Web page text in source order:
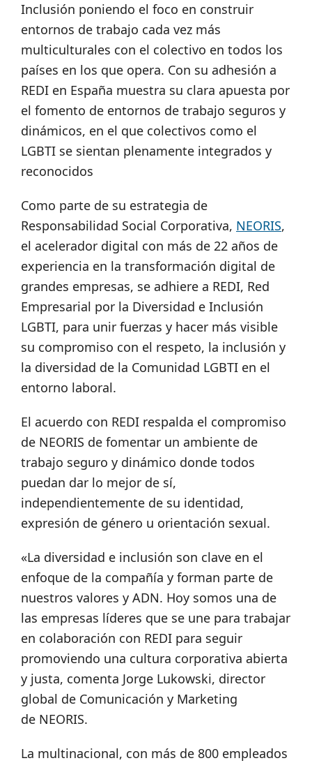
Inclusión poniendo el foco en construir
entornos de trabajo cada vez más
multiculturales con el colectivo en todos los
países en los que opera. Con su adhesión a
REDI en España muestra su clara apuesta por
el fomento de entornos de trabajo seguros y
dinámicos, en el que colectivos como el
LGBTI se sientan plenamente integrados y
reconocidos
Como parte de su estrategia de
Responsabilidad Social Corporativa, NEORIS,
el acelerador digital con más de 22 años de
experiencia en la transformación digital de
grandes empresas, se adhiere a REDI, Red
Empresarial por la Diversidad e Inclusión
LGBTI, para unir fuerzas y hacer más visible
su compromiso con el respeto, la inclusión y
la diversidad de la Comunidad LGBTI en el
entorno laboral.
El acuerdo con REDI respalda el compromiso
de NEORIS de fomentar un ambiente de
trabajo seguro y dinámico donde todos
puedan dar lo mejor de sí,
independientemente de su identidad,
expresión de género u orientación sexual.
«La diversidad e inclusión son clave en el
enfoque de la compañía y forman parte de
nuestros valores y ADN. Hoy somos una de
las empresas líderes que se une para trabajar
en colaboración con REDI para seguir
promoviendo una cultura corporativa abierta
y justa, comenta Jorge Lukowski, director
global de Comunicación y Marketing
de NEORIS.
La multinacional, con más de 800 empleados